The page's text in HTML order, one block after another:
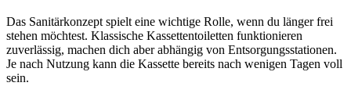
Das Sanitärkonzept spielt eine wichtige Rolle, wenn du länger frei
stehen möchtest. Klassische Kassettentoiletten funktionieren
zuverlässig, machen dich aber abhängig von Entsorgungsstationen.
Je nach Nutzung kann die Kassette bereits nach wenigen Tagen voll
sein.